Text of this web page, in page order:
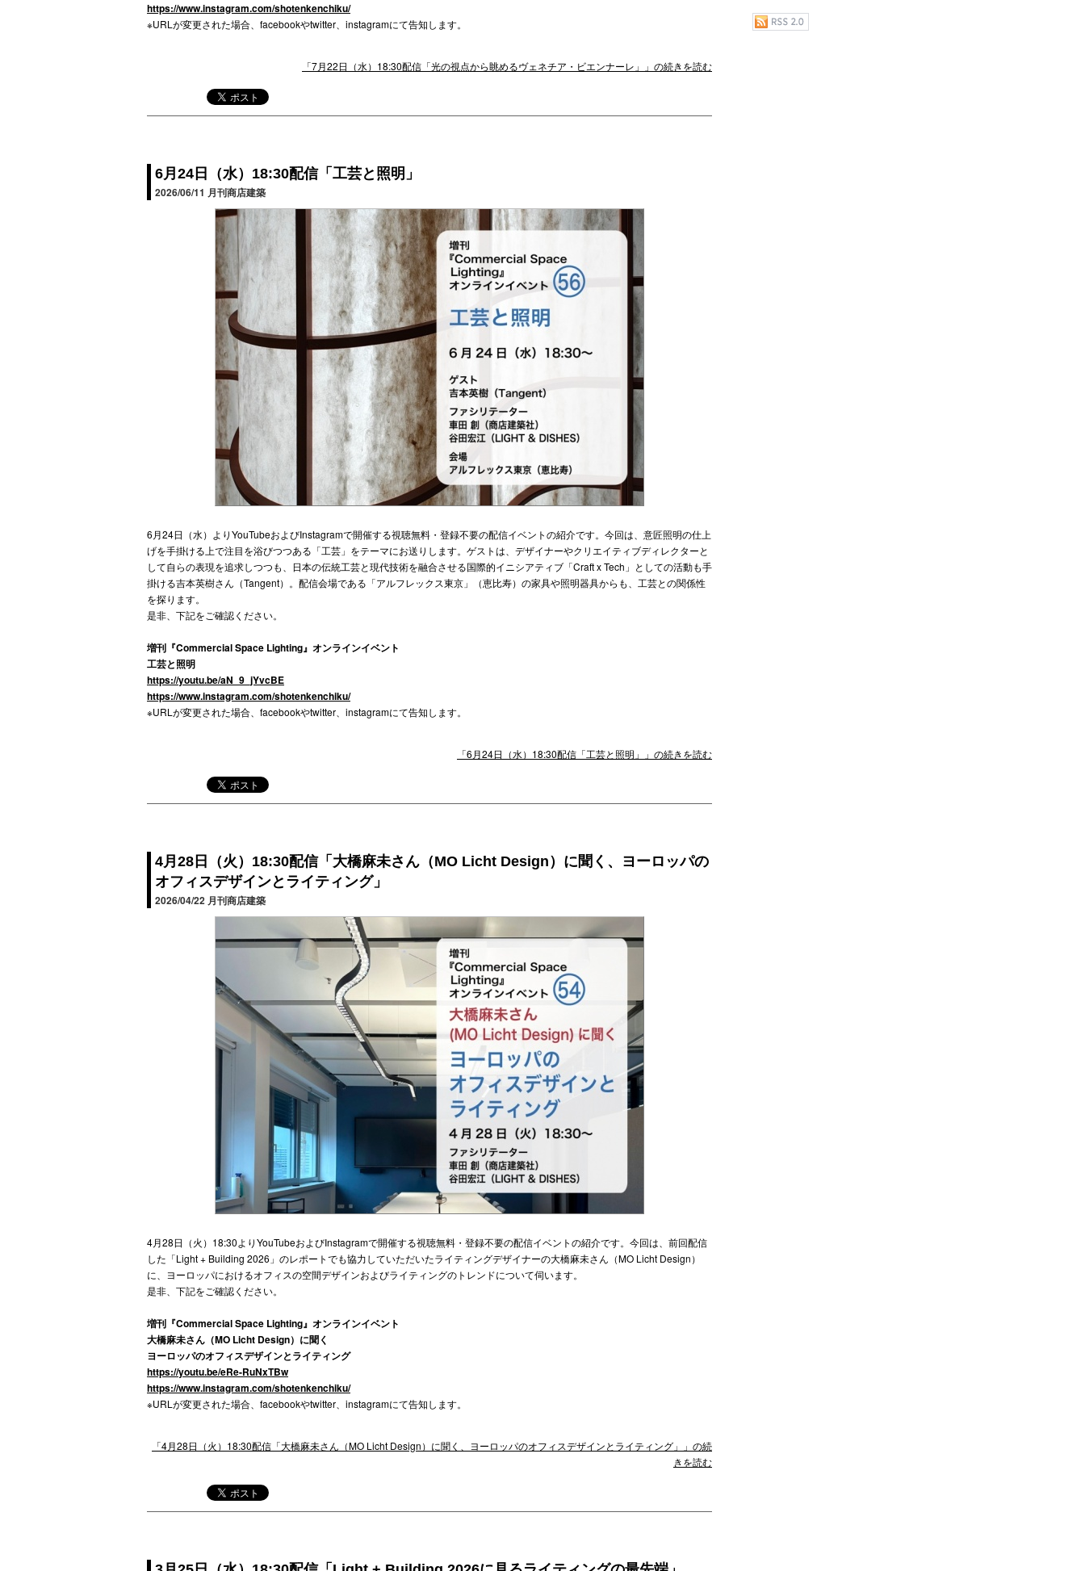
https://www.instagram.com/shotenkenchiku/
※URLが変更された場合、facebookやtwitter、instagramにて告知します。
「7月22日（水）18:30配信「光の視点から眺めるヴェネチア・ビエンナーレ」」の続きを読む
6月24日（水）18:30配信「工芸と照明」
2026/06/11 月刊商店建築
6月24日（水）よりYouTubeおよびInstagramで開催する視聴無料・登録不要の配信イベントの紹介です。今回は、意匠照明の仕上
げを手掛ける上で注目を浴びつつある「工芸」をテーマにお送りします。ゲストは、デザイナーやクリエイティブディレクターと
して自らの表現を追求しつつも、日本の伝統工芸と現代技術を融合させる国際的イニシアティブ「Craft x Tech」としての活動も手
掛ける吉本英樹さん（Tangent）。配信会場である「アルフレックス東京」（恵比寿）の家具や照明器具からも、工芸との関係性
を探ります。
是非、下記をご確認ください。
増刊『Commercial Space Lighting』オンラインイベント
工芸と照明
https://youtu.be/aN_9_jYvcBE
https://www.instagram.com/shotenkenchiku/
※URLが変更された場合、facebookやtwitter、instagramにて告知します。
「6月24日（水）18:30配信「工芸と照明」」の続きを読む
4月28日（火）18:30配信「大橋麻未さん（MO Licht Design）に聞く、ヨーロッパの
オフィスデザインとライティング」
2026/04/22 月刊商店建築
4月28日（火）18:30よりYouTubeおよびInstagramで開催する視聴無料・登録不要の配信イベントの紹介です。今回は、前回配信
した「Light + Building 2026」のレポートでも協力していただいたライティングデザイナーの大橋麻未さん（MO Licht Design）
に、ヨーロッパにおけるオフィスの空間デザインおよびライティングのトレンドについて伺います。
是非、下記をご確認ください。
増刊『Commercial Space Lighting』オンラインイベント
大橋麻未さん（MO Licht Design）に聞く
ヨーロッパのオフィスデザインとライティング
https://youtu.be/eRe-RuNxTBw
https://www.instagram.com/shotenkenchiku/
※URLが変更された場合、facebookやtwitter、instagramにて告知します。
「4月28日（火）18:30配信「大橋麻未さん（MO Licht Design）に聞く、ヨーロッパのオフィスデザインとライティング」」の続
きを読む